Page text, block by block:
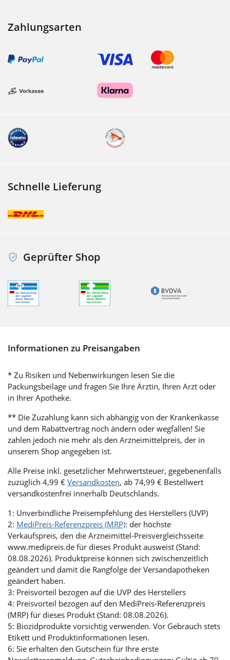
Zahlungsarten
Schnelle Lieferung
Geprüfter Shop
Informationen zu Preisangaben
* Zu Risiken und Nebenwirkungen lesen Sie die
Packungsbeilage und fragen Sie Ihre Ärztin, Ihren Arzt oder
in Ihrer Apotheke.
** Die Zuzahlung kann sich abhängig von der Krankenkasse
und dem Rabattvertrag noch ändern oder wegfallen! Sie
zahlen jedoch nie mehr als den Arzneimittelpreis, der in
unserem Shop angegeben ist.
Alle Preise inkl. gesetzlicher Mehrwertsteuer, gegebenenfalls
zuzüglich 4,99 € Versandkosten, ab 74,99 € Bestellwert
versandkostenfrei innerhalb Deutschlands.
1: Unverbindliche Preisempfehlung des Herstellers (UVP)
2: MediPreis-Referenzpreis (MRP): der höchste
Verkaufspreis, den die Arzneimittel-Preisvergleichsseite
www.medipreis.de für dieses Produkt ausweist (Stand:
08.08.2026). Produktpreise können sich zwischenzeitlich
geändert und damit die Rangfolge der Versandapotheken
geändert haben.
3: Preisvorteil bezogen auf die UVP des Herstellers
4: Preisvorteil bezogen auf den MediPreis-Referenzpreis
(MRP) für dieses Produkt (Stand: 08.08.2026).
5: Biozidprodukte vorsichtig verwenden. Vor Gebrauch stets
Etikett und Produktinformationen lesen.
6: Sie erhalten den Gutschein für Ihre erste